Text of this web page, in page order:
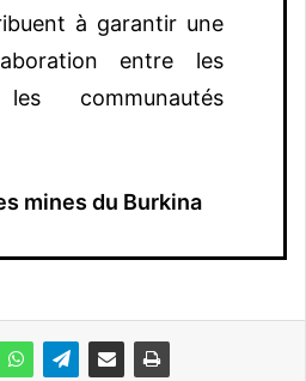
à garantir une
entre les
communautés
mines du Burkina